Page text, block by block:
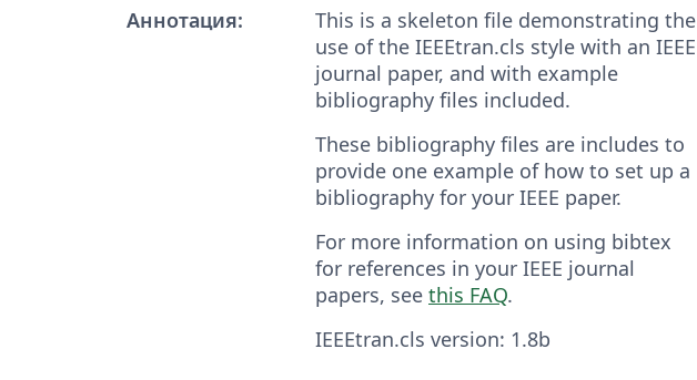
Аннотация:
This is a skeleton file demonstrating the
use of the IEEEtran.cls style with an IEEE
journal paper, and with example
bibliography files included.
These bibliography files are includes to
provide one example of how to set up a
bibliography for your IEEE paper.
For more information on using bibtex
for references in your IEEE journal
papers, see this FAQ.
IEEEtran.cls version: 1.8b